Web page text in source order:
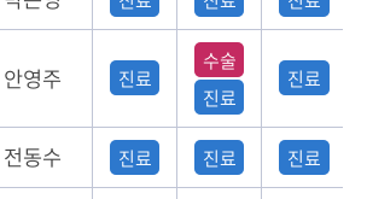
안영주 진료
수술
진료
진료
전동수 진료 진료 진료